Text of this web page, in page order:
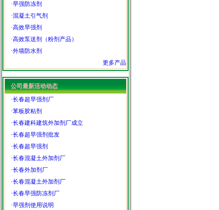
·早强防冻剂
·混凝土引气剂
·高效早强剂
·高效泵送剂（粉剂产品）
·外墙防水剂
更多产品
公司最新活动动态
·长春超早强剂厂
·苯板胶粘剂
·长春建科建筑外加剂厂成立
·长春超早强剂批发
·长春超早强剂
·长春混凝土外加剂厂
·长春外加剂厂
·长春混凝土外加剂厂
·长春早强防冻剂厂
·早强剂使用说明